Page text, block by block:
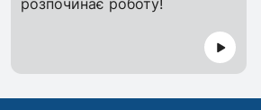
розпочинає роботу!